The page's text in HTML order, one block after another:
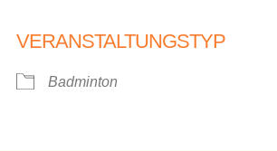
VERANSTALTUNGSTYP
Badminton